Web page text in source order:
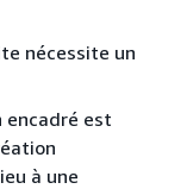
nécessite un
encadré est
à une